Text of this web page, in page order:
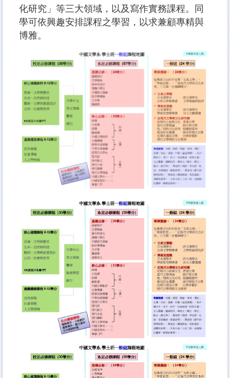
化研究」等三大領域，以及寫作實務課程。同
學可依興趣安排課程之學習，以求兼顧專精與
博雅。